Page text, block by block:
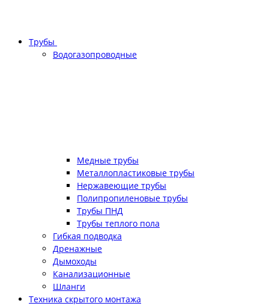
Трубы
Водогазопроводные
Медные трубы
Металлопластиковые трубы
Нержавеющие трубы
Полипропиленовые трубы
Трубы ПНД
Трубы теплого пола
Гибкая подводка
Дренажные
Дымоходы
Канализационные
Шланги
Техника скрытого монтажа